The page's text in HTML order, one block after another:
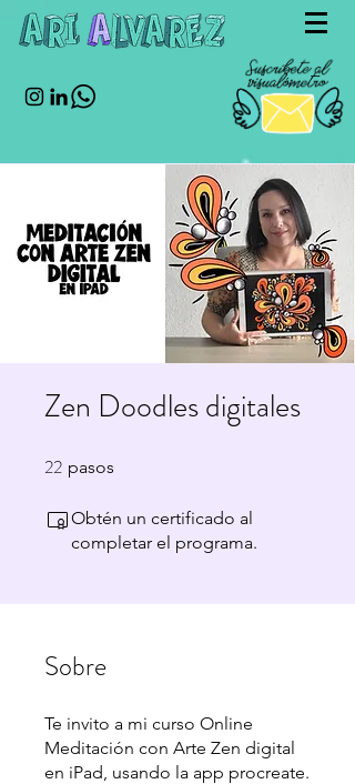
Zen Doodles digitales
22 pasos
Obtén un certificado al
completar el programa.
Sobre
Te invito a mi curso Online
Meditación con Arte Zen digital
en iPad, usando la app procreate.